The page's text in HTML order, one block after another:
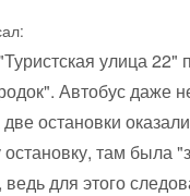
улица
Автобус даже
две остановки
там
для этого